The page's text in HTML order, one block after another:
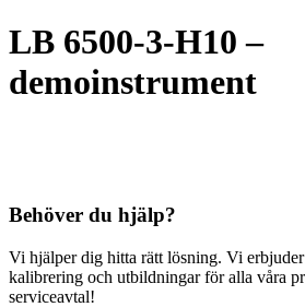
LB 6500-3-H10 –
demoinstrument
Behöver du hjälp?
Vi hjälper dig hitta rätt lösning. Vi
kalibrering och utbildningar för alla våra
serviceavtal!